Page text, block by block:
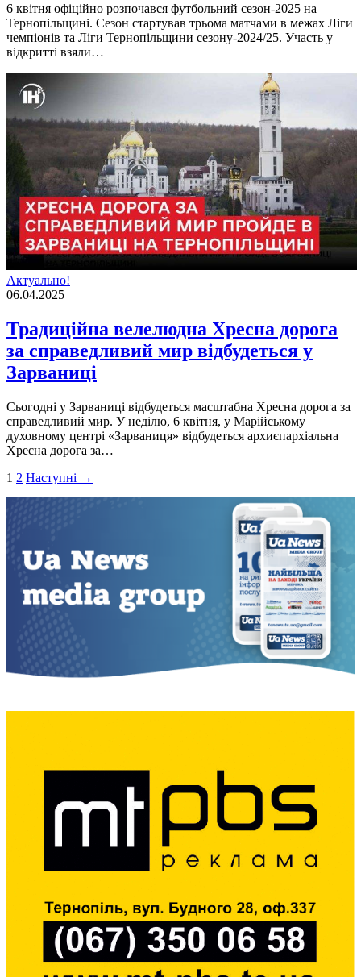
6 квітня офіційно розпочався футбольний сезон-2025 на
Тернопільщині. Сезон стартував трьома матчами в межах Ліги
чемпіонів та Ліги Тернопільщини сезону-2024/25. Участь у
відкритті взяли…
Актуально!
06.04.2025
Традиційна велелюдна Хресна дорога
за справедливий мир відбудеться у
Зарваниці
Сьогодні у Зарваниці відбудеться масштабна Хресна дорога за
справедливий мир. У неділю, 6 квітня, у Марійському
духовному центрі «Зарваниця» відбудеться архиєпархіальна
Хресна дорога за…
Пагінація
записів
1 2 Наступні →